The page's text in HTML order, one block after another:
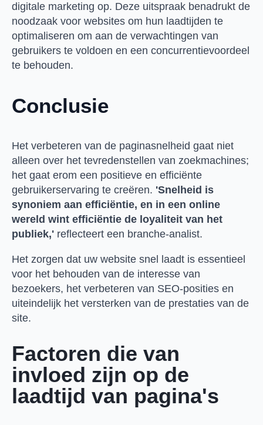
digitale marketing op. Deze uitspraak benadrukt de
noodzaak voor websites om hun laadtijden te
optimaliseren om aan de verwachtingen van
gebruikers te voldoen en een concurrentievoordeel
te behouden.
Conclusie
Het verbeteren van de paginasnelheid gaat niet
alleen over het tevredenstellen van zoekmachines;
het gaat erom een positieve en efficiënte
gebruikerservaring te creëren. 'Snelheid is
synoniem aan efficiëntie, en in een online
wereld wint efficiëntie de loyaliteit van het
publiek,' reflecteert een branche-analist.
Het zorgen dat uw website snel laadt is essentieel
voor het behouden van de interesse van
bezoekers, het verbeteren van SEO-posities en
uiteindelijk het versterken van de prestaties van de
site.
Factoren die van
invloed zijn op de
laadtijd van pagina's